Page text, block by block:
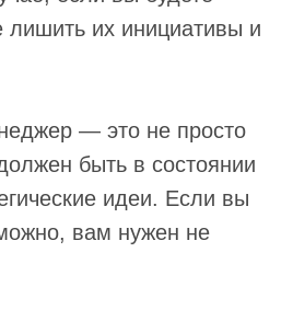
лишить их инициативы и
— это не просто
быть в состоянии
идеи. Если вы
вам нужен не